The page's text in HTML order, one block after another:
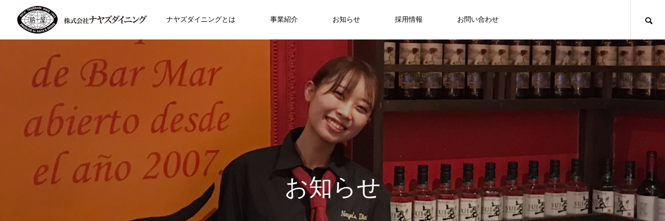
ナヤズダイニングとは 事業紹介 お知らせ 採用情報 お問い合わせ
お知らせ